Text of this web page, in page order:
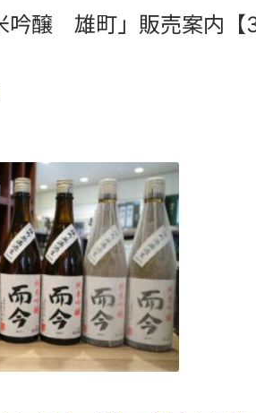
吟醸 雄町」販売案内【